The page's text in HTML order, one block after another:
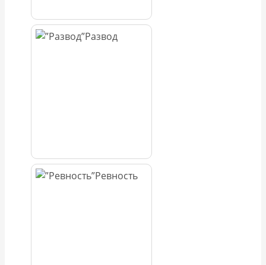
Развод
Ревность